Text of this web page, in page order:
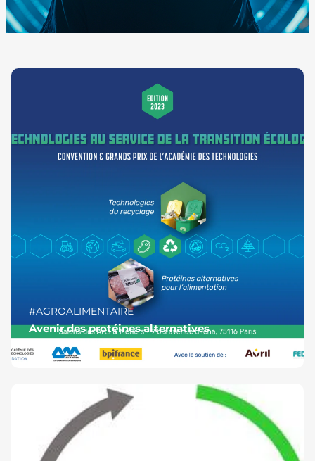
#AGROALIMENTAIRE
Avenir des protéines alternatives